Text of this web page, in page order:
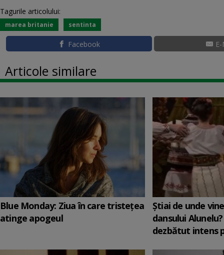
Tagurile articolului:
marea britanie sentinta
Facebook
Articole similare
Blue Monday: Ziua în care tristețea
atinge apogeul
Știai de unde
dansului
dezbătut intens